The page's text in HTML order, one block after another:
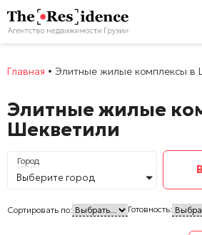
Главная • Элитные жилые комплексы в
Элитные жилые
Шекветили
Город
Выберите город
Сортировать по: Готовность: